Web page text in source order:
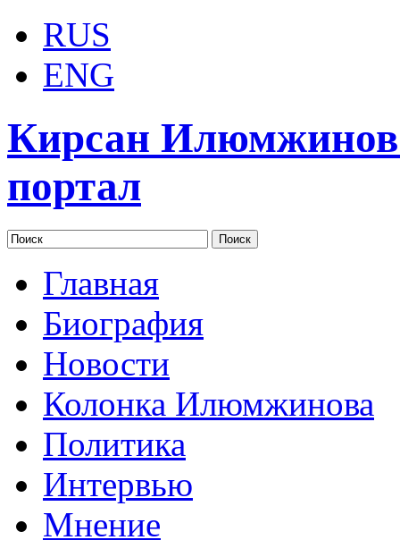
RUS
ENG
Кирсан
портал
Главная
Биография
Новости
Колонка Илюмжинова
Политика
Интервью
Мнение